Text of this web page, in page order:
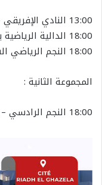
13:00 النادي الإفريقي – نادي كرة السلة بالمهدية
18:00 الدالية الرياضية بڨرمبالية – شبيبة المنازه
18:00 النجم الرياضي الساحلي – نجم حلق الواد
المجموعة الثانية :
18:00 النجم الرادسي – شبيبة القيروان